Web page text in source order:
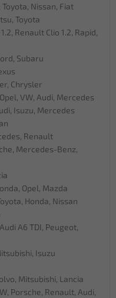
Nissan, Fiat
Toyota
Renault Clio 1.2, Rapid,
Subaru
Chrysler
VW, Audi, Mercedes
Isuzu, Mercedes
Renault
Mercedes-Benz,
Opel, Mazda
Honda, Nissan
A6 TDI, Peugeot,
Isuzu
Mitsubishi, Lancia
Porsche, Renault, Audi,